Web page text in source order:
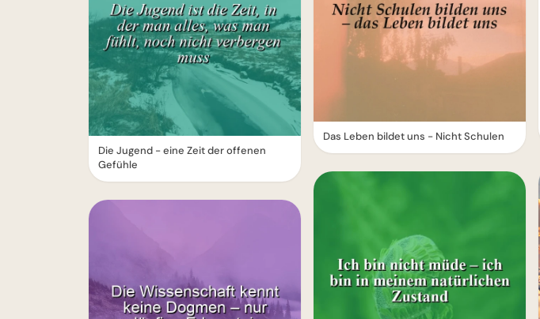
Die Jugend - eine Zeit der offenen
Gefühle
Das Leben bildet uns - Nicht Schulen